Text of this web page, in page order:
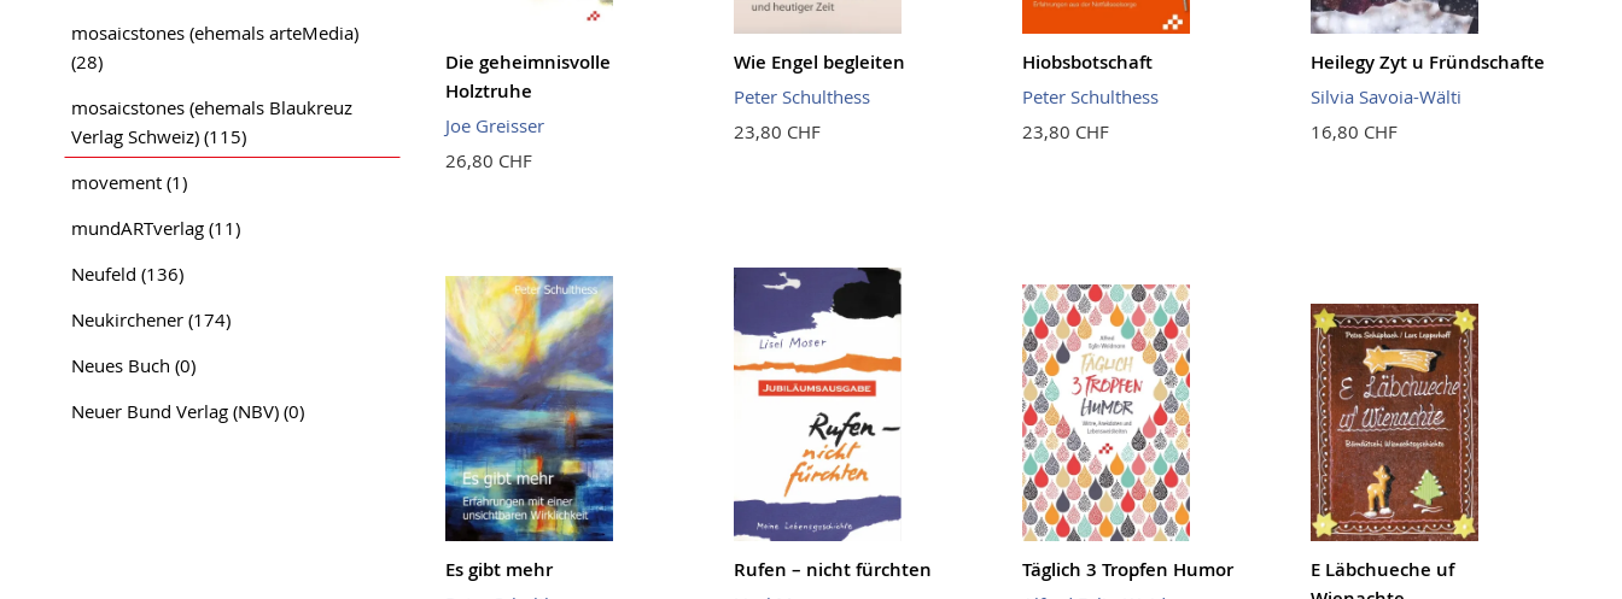
Die geheimnisvolle
Holztruhe
Joe Greisser
26,80 CHF
Wie Engel begleiten
Peter Schulthess
23,80 CHF
Hiobsbotschaft
Peter Schulthess
23,80 CHF
Heilegy Zyt u Fründschafte
Silvia Savoia-Wälti
16,80 CHF
Es gibt mehr Rufen – nicht fürchten Täglich 3 Tropfen Humor
E Läbchueche uf
mosaicstones (ehemals arteMedia)
(28)
mosaicstones (ehemals Blaukreuz
Verlag Schweiz) (115)
movement (1)
mundARTverlag (11)
Neufeld (136)
Neukirchener (174)
Neues Buch (0)
Neuer Bund Verlag (NBV) (0)